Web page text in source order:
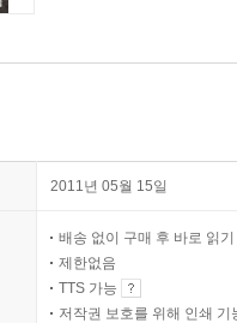
2011년 05월 15일
배송 없이 구매 후 바로 읽기
제한없음
TTS 가능
저작권 보호를 위해 인쇄 기